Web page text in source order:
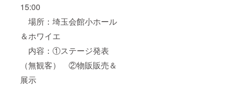
15:00
場所：埼玉会館小ホール
＆ホワイエ
内容：①ステージ発表
（無観客） ②物販販売＆
展示